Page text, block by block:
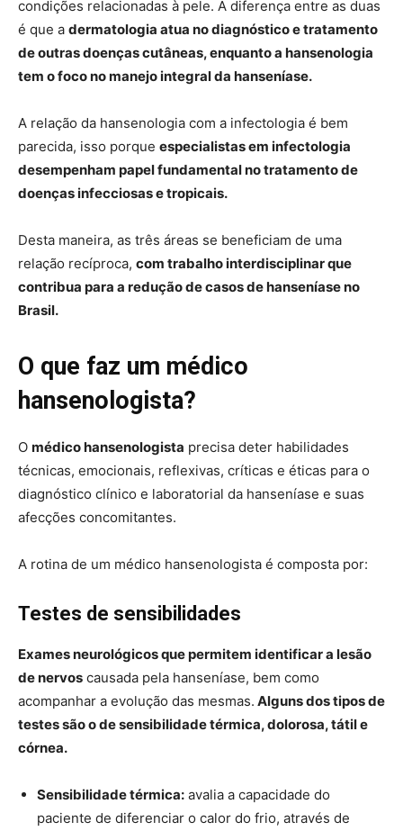
condições relacionadas à pele. A diferença entre as duas
é que a dermatologia atua no diagnóstico e tratamento
de outras doenças cutâneas, enquanto a hansenologia
tem o foco no manejo integral da hanseníase.
A relação da hansenologia com a infectologia é bem
parecida, isso porque especialistas em infectologia
desempenham papel fundamental no tratamento de
doenças infecciosas e tropicais.
Desta maneira, as três áreas se beneficiam de uma
relação recíproca, com trabalho interdisciplinar que
contribua para a redução de casos de hanseníase no
Brasil.
O que faz um médico
hansenologista?
O médico hansenologista precisa deter habilidades
técnicas, emocionais, reflexivas, críticas e éticas para o
diagnóstico clínico e laboratorial da hanseníase e suas
afecções concomitantes.
A rotina de um médico hansenologista é composta por:
Testes de sensibilidades
Exames neurológicos que permitem identificar a lesão
de nervos causada pela hanseníase, bem como
acompanhar a evolução das mesmas. Alguns dos tipos de
testes são o de sensibilidade térmica, dolorosa, tátil e
córnea.
Sensibilidade térmica: avalia a capacidade do
paciente de diferenciar o calor do frio, através de